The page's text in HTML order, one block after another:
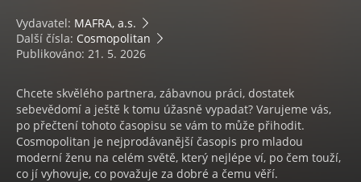
Vydavatel: MAFRA, a.s.
Další čísla: Cosmopolitan
Publikováno: 21. 5. 2026
Chcete skvělého partnera, zábavnou práci, dostatek
sebevědomí a ještě k tomu úžasně vypadat? Varujeme vás,
po přečtení tohoto časopisu se vám to může přihodit.
Cosmopolitan je nejprodávanější časopis pro mladou
moderní ženu na celém světě, který nejlépe ví, po čem touží,
co jí vyhovuje, co považuje za dobré a čemu věří.